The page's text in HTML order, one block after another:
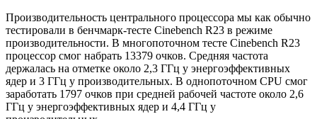
Производительность центрального процессора мы как обычно
тестировали в бенчмарк-тесте Cinebench R23 в режиме
производительности. В многопоточном тесте Cinebench R23
процессор смог набрать 13379 очков. Средняя частота
держалась на отметке около 2,3 ГГц у энергоэффективных
ядер и 3 ГГц у производительных. В однопоточном CPU смог
заработать 1797 очков при средней рабочей частоте около 2,6
ГГц у энергоэффективных ядер и 4,4 ГГц у